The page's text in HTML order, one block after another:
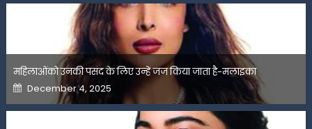
महिलाओंको उनकी पसंद के लिए उन्हें जज किया जाता है-मलाइका
Posted
on
December 4, 2025